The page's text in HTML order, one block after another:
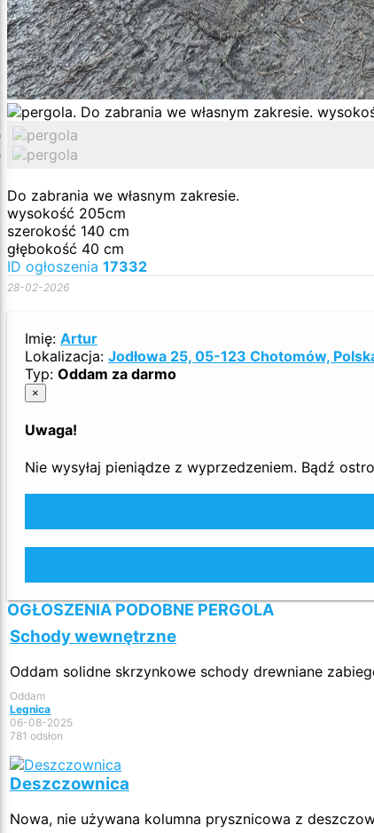
Do zabrania we własnym zakresie.
wysokość 205cm
szerokość 140 cm
głębokość 40 cm
ID ogłoszenia 17332
28-02-2026
Imię: Artur
Lokalizacja: Jodłowa 25, 05-123 Chotomów,
Typ: Oddam za darmo
×
Uwaga!
Nie wysyłaj pieniądze z wyprzedzeniem. Bądź
OGŁOSZENIA PODOBNE PERGOLA
Schody wewnętrzne
Oddam solidne skrzynkowe schody drewniane
Oddam
Legnica
06-08-2025
781 odsłon
Deszczownica
Nowa, nie używana kolumna prysznicowa z